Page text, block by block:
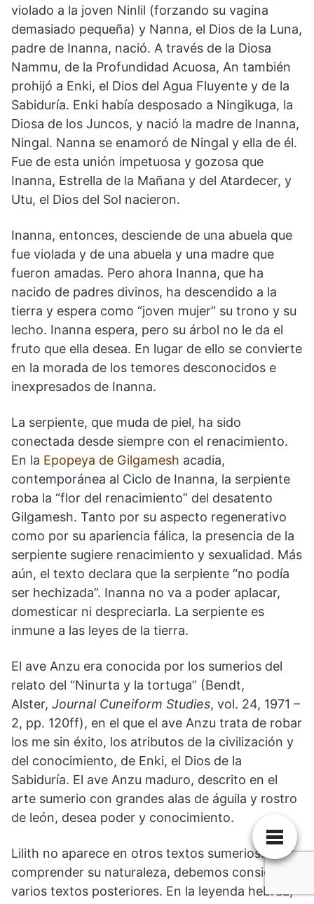
violado a la joven Ninlil (forzando su vagina
demasiado pequeña) y Nanna, el Dios de la Luna,
padre de Inanna, nació. A través de la Diosa
Nammu, de la Profundidad Acuosa, An también
prohijó a Enki, el Dios del Agua Fluyente y de la
Sabiduría. Enki había desposado a Ningikuga, la
Diosa de los Juncos, y nació la madre de Inanna,
Ningal. Nanna se enamoró de Ningal y ella de él.
Fue de esta unión impetuosa y gozosa que
Inanna, Estrella de la Mañana y del Atardecer, y
Utu, el Dios del Sol nacieron.
Inanna, entonces, desciende de una abuela que
fue violada y de una abuela y una madre que
fueron amadas. Pero ahora Inanna, que ha
nacido de padres divinos, ha descendido a la
tierra y espera como “joven mujer” su trono y su
lecho. Inanna espera, pero su árbol no le da el
fruto que ella desea. En lugar de ello se convierte
en la morada de los temores desconocidos e
inexpresados de Inanna.
La serpiente, que muda de piel, ha sido
conectada desde siempre con el renacimiento.
En la Epopeya de Gilgamesh acadia,
contemporánea al Ciclo de Inanna, la serpiente
roba la “flor del renacimiento” del desatento
Gilgamesh. Tanto por su aspecto regenerativo
como por su apariencia fálica, la presencia de la
serpiente sugiere renacimiento y sexualidad. Más
aún, el texto declara que la serpiente “no podía
ser hechizada”. Inanna no va a poder aplacar,
domesticar ni despreciarla. La serpiente es
inmune a las leyes de la tierra.
El ave Anzu era conocida por los sumerios del
relato del “Ninurta y la tortuga” (Bendt,
Alster, Journal Cuneiform Studies, vol. 24, 1971 –
2, pp. 120ff), en el que el ave Anzu trata de robar
los me sin éxito, los atributos de la civilización y
del conocimiento, de Enki, el Dios de la
Sabiduría. El ave Anzu maduro, descrito en el
arte sumerio con grandes alas de águila y rostro
de león, desea poder y conocimiento.
Lilith no aparece en otros textos sumerios. Para
comprender su naturaleza, debemos considerar
varios textos posteriores. En la leyenda hebrea,